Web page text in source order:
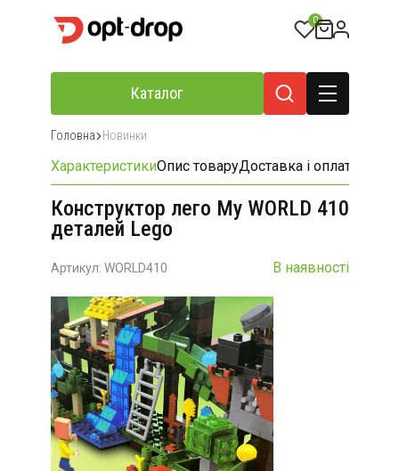
0
Каталог
Головна Новинки
ХарактеристикиОпис товаруДоставка і оплата
Конструктор лего My WORLD 410
деталей Lego
Артикул: WORLD410 В наявності